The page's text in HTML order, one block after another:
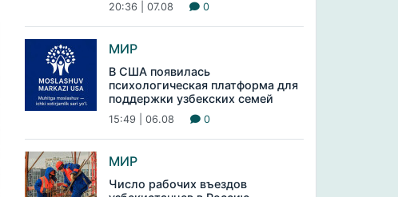
20:36 | 07.08 0
МИР
В США появилась
психологическая платформа для
поддержки узбекских семей
15:49 | 06.08 0
МИР
Число рабочих въездов